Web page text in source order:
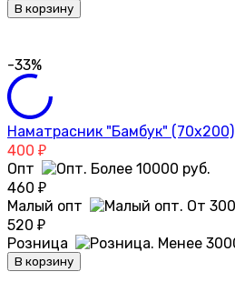
В корзину
-33%
Наматрасник "Бамбук" (70х200)
400 ₽
Опт
460 ₽
Малый опт
520 ₽
Розница
В корзину